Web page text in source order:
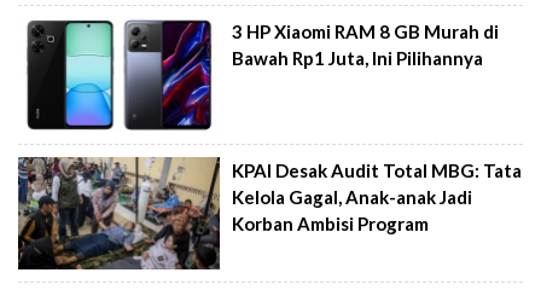
3 HP Xiaomi RAM 8 GB Murah di
Bawah Rp1 Juta, Ini Pilihannya
KPAI Desak Audit Total MBG: Tata
Kelola Gagal, Anak-anak Jadi
Korban Ambisi Program